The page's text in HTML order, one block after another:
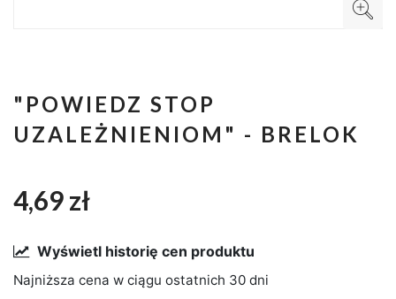
"POWIEDZ STOP
UZALEŻNIENIOM" - BRELOK
4,69 zł
Wyświetl historię cen produktu
Najniższa cena w ciągu ostatnich 30 dni